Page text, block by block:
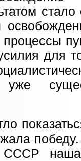
процессы
для
уже
СССР